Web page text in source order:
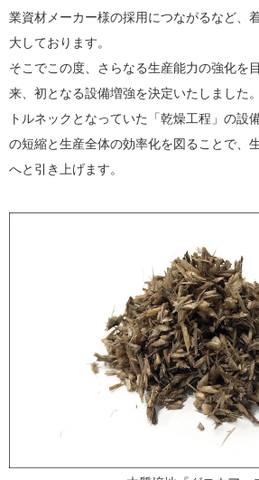
業資材メーカー様の採用につながるなど、
大しております。
そこでこの度、さらなる生産能力の強化を
来、初となる設備増強を決定いたしました
トルネックとなっていた「乾燥工程」の設
の短縮と生産全体の効率化を図ることで、
へと引き上げます。